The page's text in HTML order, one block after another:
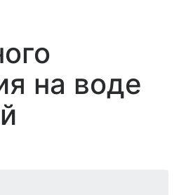
на воде